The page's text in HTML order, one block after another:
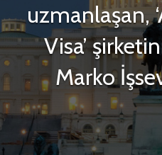
uzmanlaşan,
Visa’
Marko